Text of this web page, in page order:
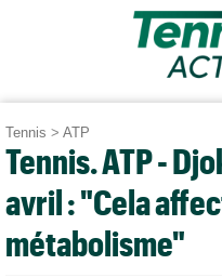
Tennis > ATP
Tennis. ATP -
avril : "Cela
métabolisme"